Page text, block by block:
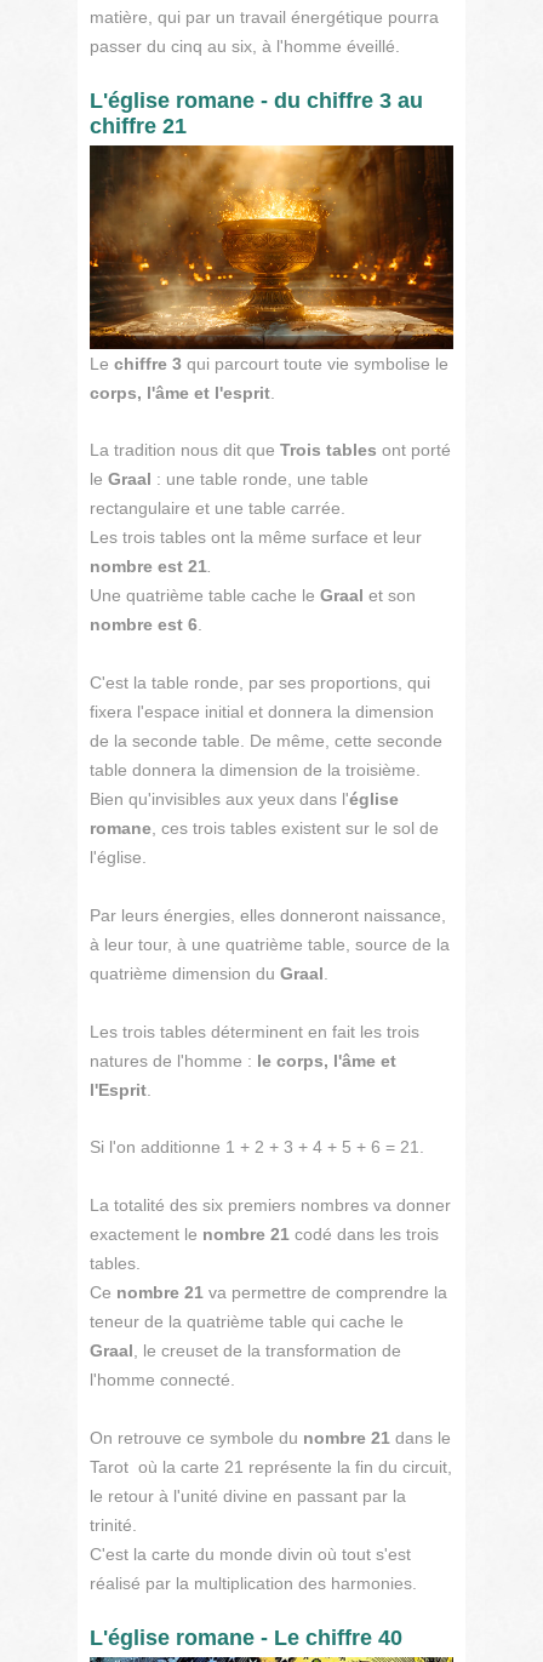
matière, qui par un travail énergétique pourra
passer du cinq au six, à l'homme éveillé.
L'église romane - du chiffre 3 au
chiffre 21
Le chiffre 3 qui parcourt toute vie symbolise le
corps, l'âme et l'esprit
La tradition nous dit que Trois tables ont porté
le Graal : une table ronde, une table
rectangulaire et une table carrée.
Les trois tables ont la même surface et leur
nombre est 21
Une quatrième table cache le Graal et son
nombre est 6
C'est la table ronde, par ses proportions, qui
fixera l'espace initial et donnera la dimension
de la seconde table. De même, cette seconde
table donnera la dimension de la troisième.
Bien qu'invisibles aux yeux dans l'église
romane , ces trois tables existent sur le sol de
l'église.
Par leurs énergies, elles donneront naissance,
à leur tour, à une quatrième table, source de la
quatrième dimension du Graal
Les trois tables déterminent en fait les trois
natures de l'homme : le corps, l'âme et
l'Esprit
Si l'on additionne 1 + 2 + 3 + 4 + 5 + 6 = 21.
La totalité des six premiers nombres va donner
exactement le nombre 21 codé dans les trois
tables.
Ce nombre 21 va permettre de comprendre la
teneur de la quatrième table qui cache le
Graal , le creuset de la transformation de
l'homme connecté.
On retrouve ce symbole du nombre 21 dans le
Tarot où la carte 21 représente la fin du circuit,
le retour à l'unité divine en passant par la
trinité.
C'est la carte du monde divin où tout s'est
réalisé par la multiplication des harmonies.
L'église romane - Le chiffre 40